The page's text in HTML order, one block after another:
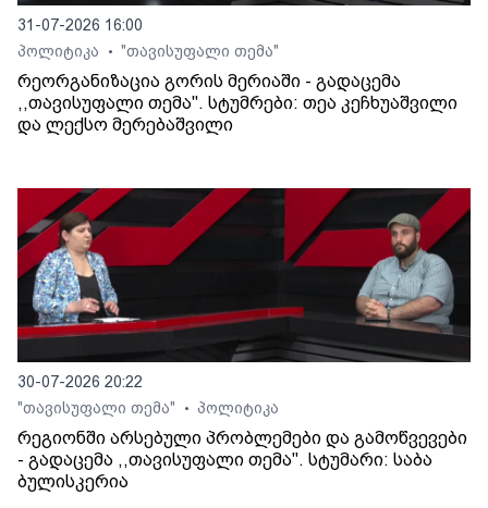
31-07-2026 16:00
პოლიტიკა
• "თავისუფალი თემა"
რეორგანიზაცია გორის მერიაში - გადაცემა
,,თავისუფალი თემა". სტუმრები: თეა კეჩხუაშვილი
და ლექსო მერებაშვილი
30-07-2026 20:22
"თავისუფალი თემა"
• პოლიტიკა
რეგიონში არსებული პრობლემები და გამოწვევები
- გადაცემა ,,თავისუფალი თემა". სტუმარი: საბა
ბულისკერია